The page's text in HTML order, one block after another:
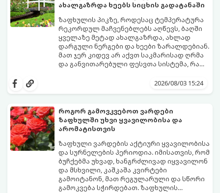
ახალგაზრდა ხეებს სიცხის გადატანაში
ზაფხულის პიკზე, როდესაც ტემპერატურა
რეკორდულ მაჩვენებლებს აღწევს, ბაღში
ყველაზე მეტად ახალგაზრდა, ახლად
დარგული ნერგები და ხეები ზარალდებიან.
მათ ჯერ კიდევ არ აქვთ საკმარისად ღრმა
და განვითარებული ფესვთა სისტემა, რათა
დამოუკიდებლად მოიპოვონ.
არ დავეხმარებით, მათ შესაძლოა
შეხვდნენ.
გთავაზობთ მებაღეების გამოცდილ
საიდუმლოებებსა და ოქროს წესებს, თუ
როგორ გადავარჩინოთ ახალგაზრდა ხეები
ზაფხულის სიცხეში:
2026/08/03 15:24
როგორ გამოვკვებოთ ვარდები
ზაფხულში უხვი ყვავილობისა და
არომატისთვის
ზაფხული ვარდების აქტიური ყვავილობისა
და სურნელების პერიოდია. იმისათვის, რომ
ბუჩქებმა უხვად, ხანგრძლივად იყვავილონ
და მსხვილი, კაშკაშა კვირტები
გამოიტანონ, მათ რეგულარული და სწორი
გამოკვება სჭირდებათ. ზაფხულის